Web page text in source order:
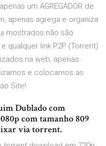
um AGREGADOR de
apenas agrega e organiza
mostrados não são
qualquer link P2P (Torrent)
na web, apenas
e colocamos as
Site!
Dublado com
com tamanho 809
via torrent.